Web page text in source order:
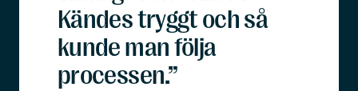
Kändes tryggt och så
kunde man följa
processen.”